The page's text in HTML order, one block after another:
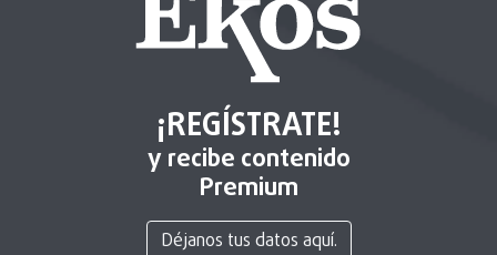
¡REGÍSTRATE!
y recibe contenido
Premium
Déjanos tus datos aquí.